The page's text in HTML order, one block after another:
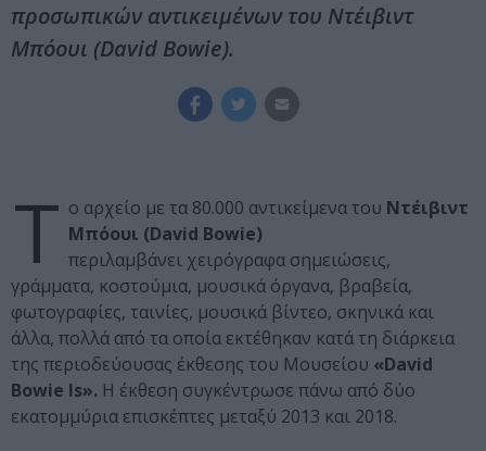
προσωπικών αντικειμένων του Ντέιβιντ
Μπόουι (David Bowie).
Τ ο αρχείο με τα 80.000 αντικείμενα του Ντέιβιντ
Μπόουι (David Bowie)
περιλαμβάνει χειρόγραφα σημειώσεις,
γράμματα, κοστούμια, μουσικά όργανα, βραβεία,
φωτογραφίες, ταινίες, μουσικά βίντεο, σκηνικά και
άλλα, πολλά από τα οποία εκτέθηκαν κατά τη διάρκεια
της περιοδεύουσας έκθεσης του Μουσείου «David
Bowie Is». Η έκθεση συγκέντρωσε πάνω από δύο
εκατομμύρια επισκέπτες μεταξύ 2013 και 2018.